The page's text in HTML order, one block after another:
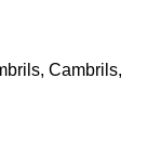
Cambrils,